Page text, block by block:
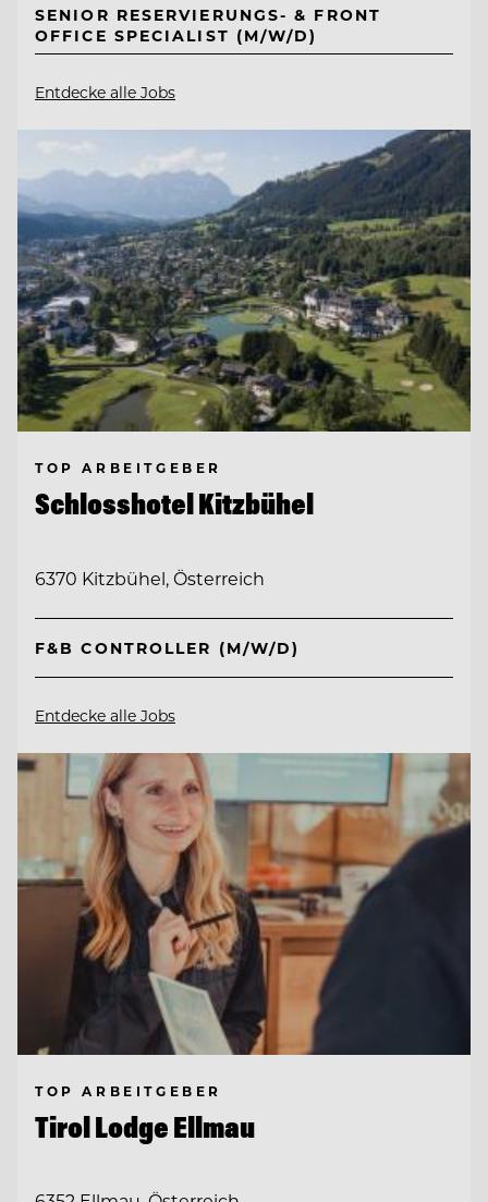
SENIOR RESERVIERUNGS- & FRONT
OFFICE SPECIALIST (M/W/D)
Entdecke alle Jobs
TOP ARBEITGEBER
Schlosshotel Kitzbühel
6370 Kitzbühel, Österreich
F&B CONTROLLER (M/W/D)
Entdecke alle Jobs
TOP ARBEITGEBER
Tirol Lodge Ellmau